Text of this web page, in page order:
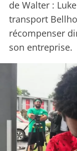
de Walter :
transport
récompenser
son entreprise.